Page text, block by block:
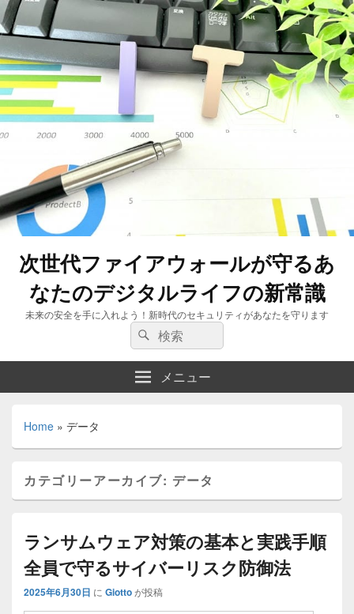
次世代ファイアウォールが守るあ
なたのデジタルライフの新常識
未来の安全を手に入れよう！新時代のセキュリティがあなたを守ります
検
索:
検
索
メニュー
Home » データ
カテゴリーアーカイブ: データ
ランサムウェア対策の基本と実践手順
全員で守るサイバーリスク防御法
2025年6月30日 に Giottoが投稿